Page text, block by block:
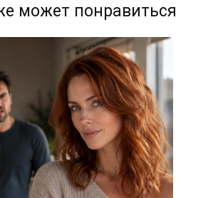
может понравиться